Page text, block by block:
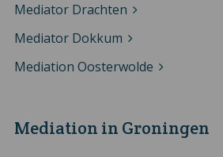
Mediation in Groningen
Mediator Drachten
Mediator Dokkum
Mediation Oosterwolde